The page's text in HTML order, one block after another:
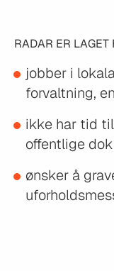
RADAR ER LAGET
jobber i
forvaltning,
ikke har tid
offentlige
ønsker å